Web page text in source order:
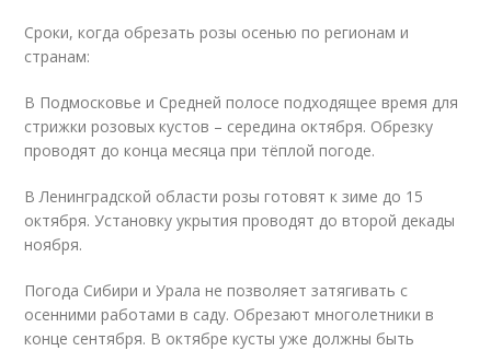
Сроки, когда обрезать розы осенью по регионам и
странам:
В Подмосковье и Средней полосе подходящее время для
стрижки розовых кустов – середина октября. Обрезку
проводят до конца месяца при тёплой погоде.
В Ленинградской области розы готовят к зиме до 15
октября. Установку укрытия проводят до второй декады
ноября.
Погода Сибири и Урала не позволяет затягивать с
осенними работами в саду. Обрезают многолетники в
конце сентября. В октябре кусты уже должны быть